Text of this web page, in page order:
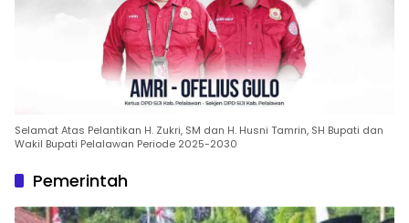
Selamat Atas Pelantikan H. Zukri, SM dan H. Husni Tamrin, SH Bupati dan
Wakil Bupati Pelalawan Periode 2025-2030
Pemerintah